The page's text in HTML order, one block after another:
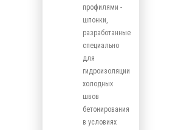
профилями -
шпонки,
разработанные
специально
для
гидроизоляции
холодных
швов
бетонирования
в условиях